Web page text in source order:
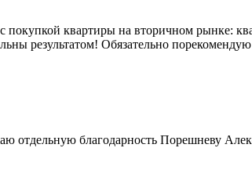
покупкой квартиры на вторичном рынке:
результатом! Обязательно
отдельную благодарность Порешневу